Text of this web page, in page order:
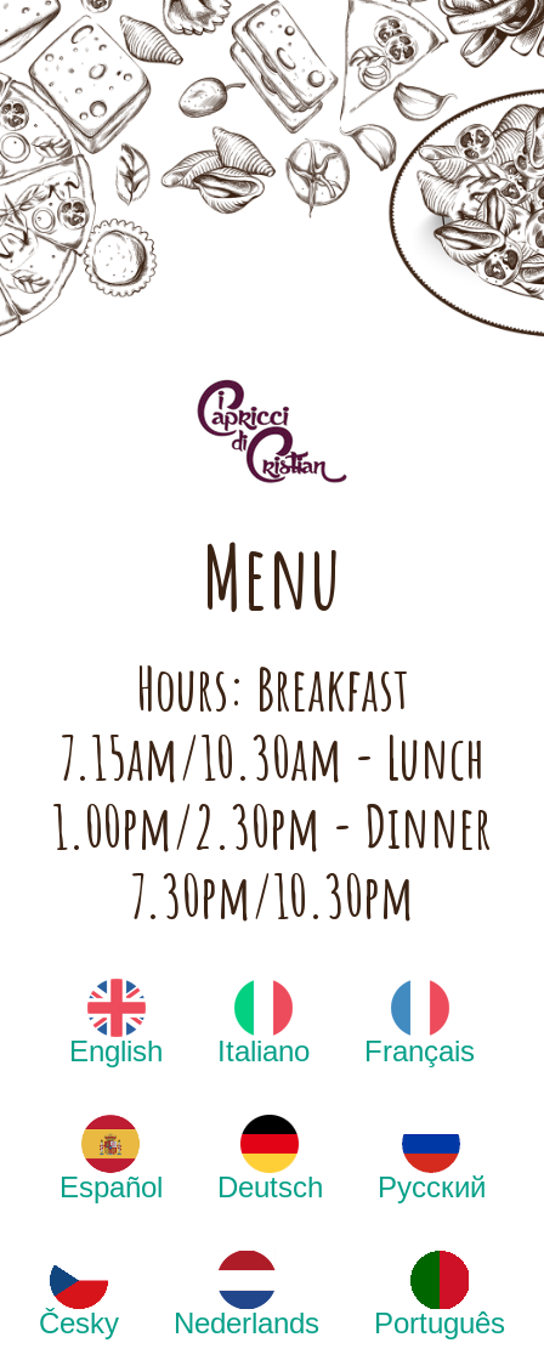
Menu
Hours: Breakfast
7.15am/10.30am - Lunch
1.00pm/2.30pm - Dinner
7.30pm/10.30pm
English Italiano Français
Español Deutsch Русский
Česky Nederlands Português